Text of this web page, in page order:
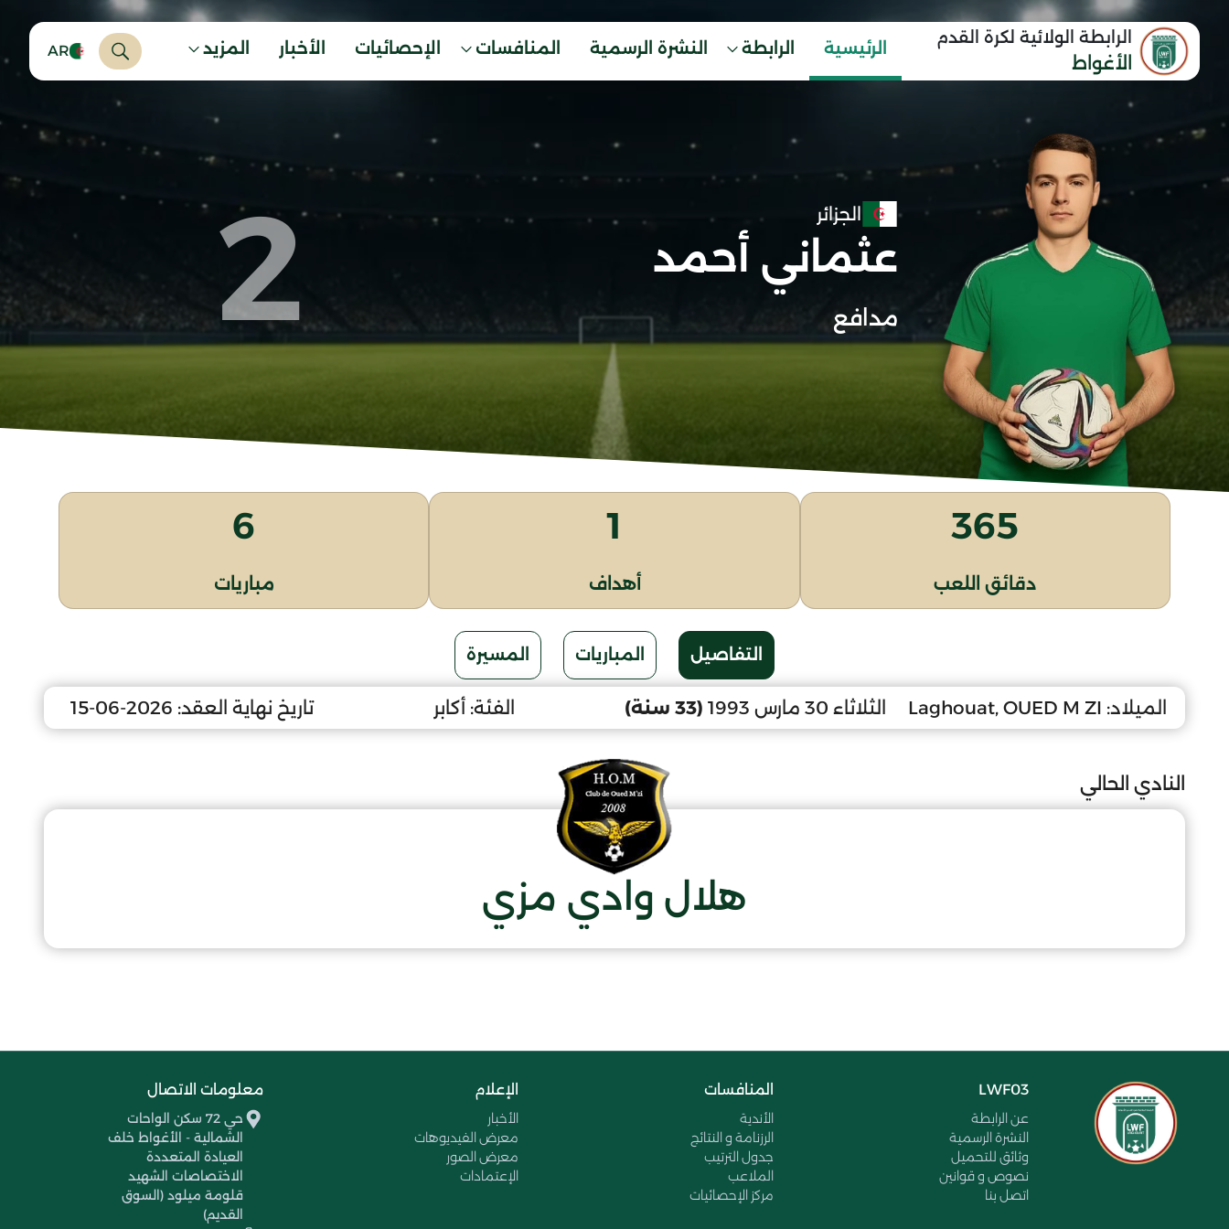
الرابطة الولائية لكرة القدم
الأغواط
الرئيسية الرابطة النشرة الرسمية المنافسات الإحصائيات الأخبار المزيد AR
الجزائر
عثماني أحمد
مدافع 2
365
دقائق اللعب
1
أهداف
6
مباريات
التفاصيل المباريات المسيرة
الميلاد: Laghouat, OUED M ZI الثلاثاء 30 مارس 1993 (33 سنة) الفئة: أكابر تاريخ نهاية العقد: 2026-06-15
النادي الحالي
هلال وادي مزي
LWF03
عن الرابطة
النشرة الرسمية
وثائق للتحميل
نصوص و قوانين
اتصل بنا
المنافسات
الأندية
الرزنامة و النتائج
جدول الترتيب
الملاعب
مركز الإحصائيات
الإعلام
الأخبار
معرض الفيديوهات
معرض الصور
الإعتمادات
معلومات الاتصال
حي 72 سكن الواحات
الشمالية - الأغواط خلف
العيادة المتعددة
الاختصاصات الشهيد
قلومة ميلود (السوق
القديم)